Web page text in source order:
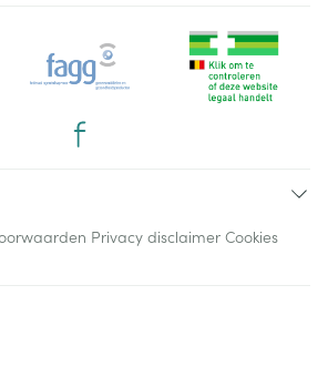
Privacy disclaimer Cookies